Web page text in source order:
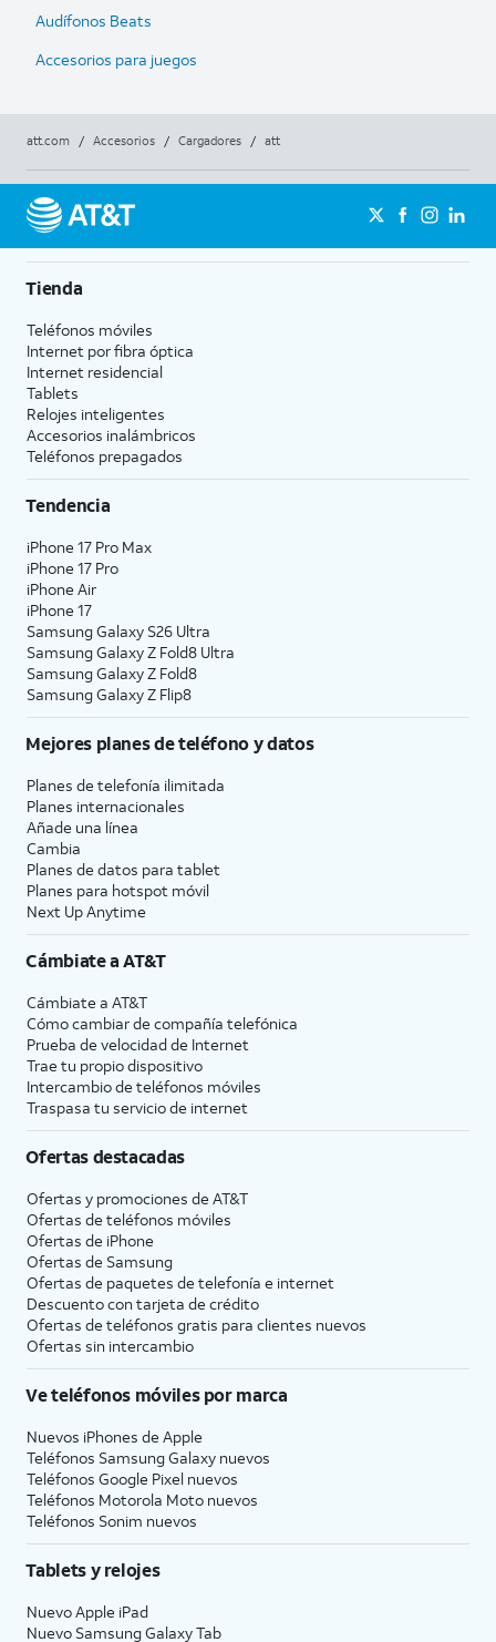
Audífonos Beats
Accesorios para juegos
att.com / Accesorios / Cargadores / att
Tienda
Teléfonos móviles
Internet por fibra óptica
Internet residencial
Tablets
Relojes inteligentes
Accesorios inalámbricos
Teléfonos prepagados
Tendencia
iPhone 17 Pro Max
iPhone 17 Pro
iPhone Air
iPhone 17
Samsung Galaxy S26 Ultra
Samsung Galaxy Z Fold8 Ultra
Samsung Galaxy Z Fold8
Samsung Galaxy Z Flip8
Mejores planes de teléfono y datos
Planes de telefonía ilimitada
Planes internacionales
Añade una línea
Cambia
Planes de datos para tablet
Planes para hotspot móvil
Next Up Anytime
Cámbiate aAT&T
Cámbiate a AT&T
Cómo cambiar de compañía telefónica
Prueba de velocidad de Internet
Trae tu propio dispositivo
Intercambio de teléfonos móviles
Traspasa tu servicio de internet
Ofertas destacadas
Ofertas y promociones de AT&T
Ofertas de teléfonos móviles
Ofertas de iPhone
Ofertas de Samsung
Ofertas de paquetes de telefonía e internet
Descuento con tarjeta de crédito
Ofertas de teléfonos gratis para clientes nuevos
Ofertas sin intercambio
Ve teléfonos móviles por marca
Nuevos iPhones de Apple
Teléfonos Samsung Galaxy nuevos
Teléfonos Google Pixel nuevos
Teléfonos Motorola Moto nuevos
Teléfonos Sonim nuevos
Tablets y relojes
Nuevo Apple iPad
Nuevo Samsung Galaxy Tab